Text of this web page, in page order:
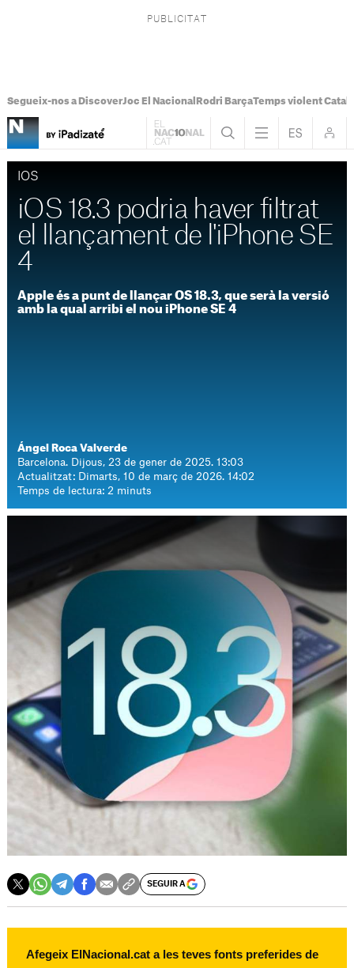
Segueix-nos a DiscoverJoc El Nacional Rodri BarçaTemps violent
IOS
iOS 18.3 podria haver filtrat
el llançament de l'iPhone SE
4
Apple és a punt de llançar OS 18.3, que serà la versió
amb la qual arribi el nou iPhone SE 4
Ángel Roca Valverde
Barcelona. Dijous, 23 de gener de 2025. 13:03
Actualitzat: Dimarts, 10 de març de 2026. 14:02
Temps de lectura: 2 minuts
SEGUIR A
Afegeix ElNacional.cat a les teves fonts preferides de